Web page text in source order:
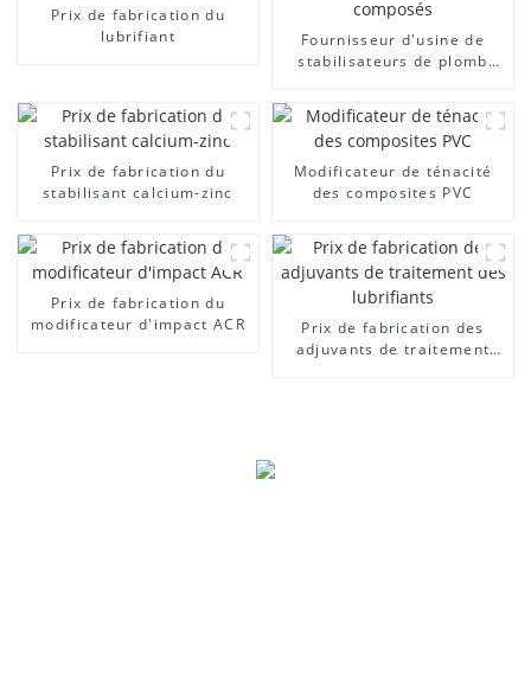
Prix ​​de fabrication du
lubrifiant
Fournisseur d'usine de
stabilisateurs de plomb
Prix ​​de fabrication du
stabilisant calcium-zinc
Modificateur de ténacité
des composites PVC
Prix ​​de fabrication du
modificateur d'impact ACR
Prix ​​de fabrication des
adjuvants de traitement